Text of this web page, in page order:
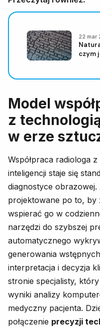
22
czym
Model
z
w erze
Współpraca radiologa
inteligencji staje się
diagnostyce obrazowej.
projektowane po to, by
wspierać go w
narzędzi do szybszej
automatycznego
generowania
interpretacja i decyzja
stronie specjalisty,
wyniki analizy
medyczny pacjenta.
połączenie precyzji